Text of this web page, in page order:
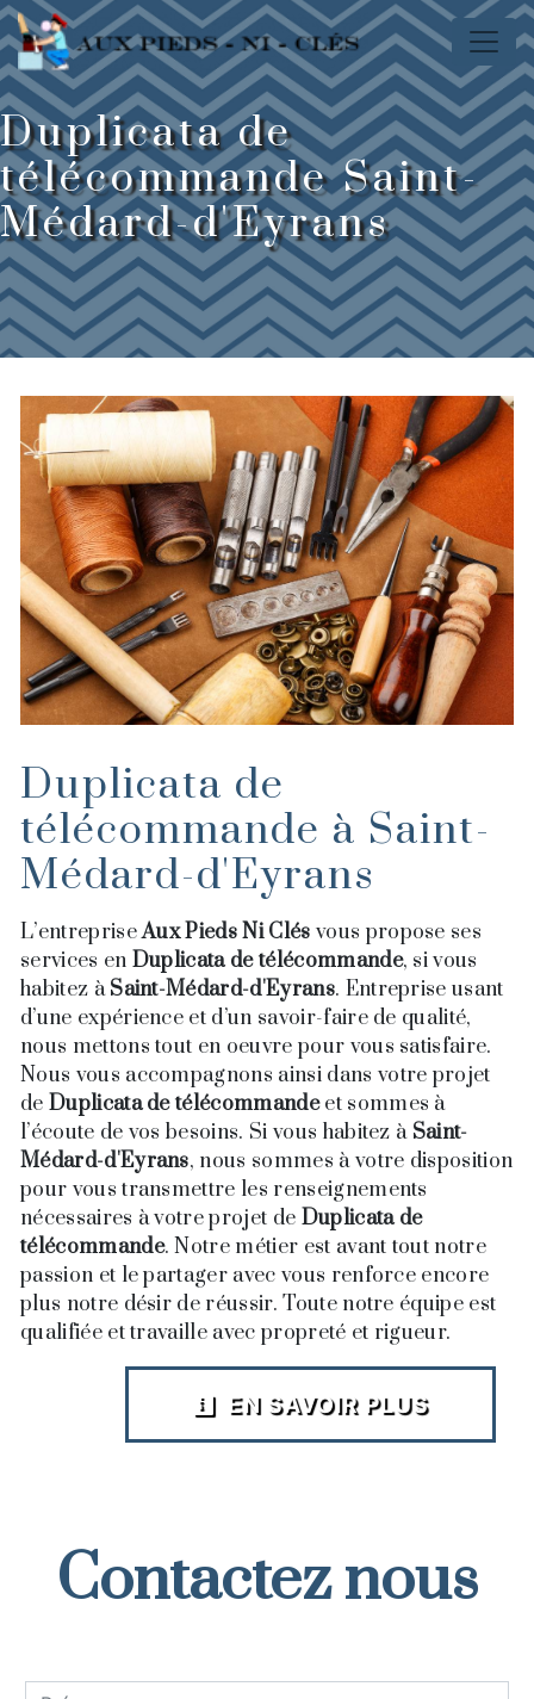
Panneau de gestion des cookies
Duplicata de
télécommande Saint-
Médard-d'Eyrans
Duplicata de
télécommande à Saint-
Médard-d'Eyrans
L’entrepriseAux Pieds Ni Clés vous propose ses
services en Duplicata de télécommande, si vous
habitez àSaint-Médard-d'Eyrans. Entreprise usant
d’une expérience et d’un savoir-faire de qualité,
nous mettons tout en oeuvre pour vous satisfaire.
Nous vous accompagnons ainsi dans votre projet
de Duplicata de télécommandeet sommes à
l’écoute de vos besoins. Si vous habitez à Saint-
Médard-d'Eyrans, nous sommes à votre disposition
pour vous transmettre les renseignements
nécessaires à votre projet de Duplicata de
télécommande. Notre métier est avant tout notre
passion et le partager avec vous renforce encore
plus notre désir de réussir. Toute notre équipe est
qualifiée et travaille avec propreté et rigueur.
EN SAVOIR PLUS
Contactez nous